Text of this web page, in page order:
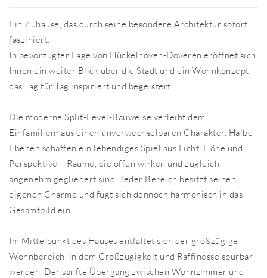
Ein Zuhause, das durch seine besondere Architektur sofort
fasziniert:
In bevorzugter Lage von Hückelhoven-Doveren eröffnet sich
Ihnen ein weiter Blick über die Stadt und ein Wohnkonzept,
das Tag für Tag inspiriert und begeistert.
Die moderne Split-Level-Bauweise verleiht dem
Einfamilienhaus einen unverwechselbaren Charakter. Halbe
Ebenen schaffen ein lebendiges Spiel aus Licht, Höhe und
Perspektive – Räume, die offen wirken und zugleich
angenehm gegliedert sind. Jeder Bereich besitzt seinen
eigenen Charme und fügt sich dennoch harmonisch in das
Gesamtbild ein.
Im Mittelpunkt des Hauses entfaltet sich der großzügige
Wohnbereich, in dem Großzügigkeit und Raffinesse spürbar
werden. Der sanfte Übergang zwischen Wohnzimmer und